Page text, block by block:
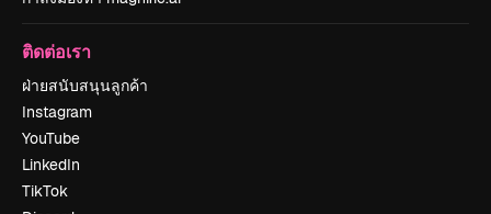
ติดต่อเรา
ฝ่ายสนับสนุนลูกค้า
Instagram
YouTube
LinkedIn
TikTok